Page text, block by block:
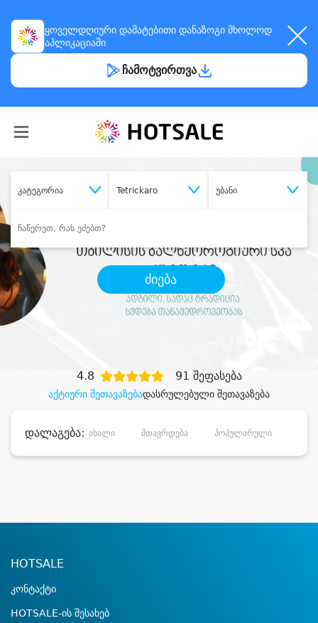
ყოველდღიური დამატებითი დანაზოგი მხოლოდ
აპლიკაციაში
ჩამოტვირთვა
კატეგორია Tetrickaro უბანი
ძიება
სასურველი მომსახურება
აქტიური შეთავაზებადასრულებული შეთავაზება
4.8 91 შეფასება
დალაგება: ახალი მთავრდება პოპულარული
HOTSALE
კონტაქტი
HOTSALE-ის შესახებ